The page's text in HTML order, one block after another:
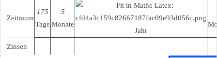
Zeitraum
175
Tage
5
Monate
Jahr
Zinsen